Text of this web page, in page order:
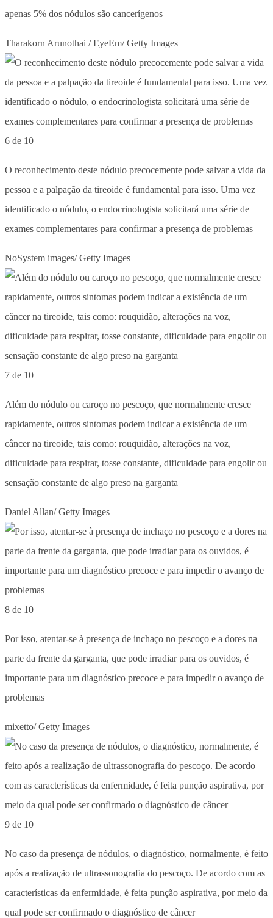
apenas 5% dos nódulos são cancerígenos
Tharakorn Arunothai / EyeEm/ Getty Images
6 de 10
O reconhecimento deste nódulo precocemente pode salvar a vida da
pessoa e a palpação da tireoide é fundamental para isso. Uma vez
identificado o nódulo, o endocrinologista solicitará uma série de
exames complementares para confirmar a presença de problemas
NoSystem images/ Getty Images
7 de 10
Além do nódulo ou caroço no pescoço, que normalmente cresce
rapidamente, outros sintomas podem indicar a existência de um
câncer na tireoide, tais como: rouquidão, alterações na voz,
dificuldade para respirar, tosse constante, dificuldade para engolir ou
sensação constante de algo preso na garganta
Daniel Allan/ Getty Images
8 de 10
Por isso, atentar-se à presença de inchaço no pescoço e a dores na
parte da frente da garganta, que pode irradiar para os ouvidos, é
importante para um diagnóstico precoce e para impedir o avanço de
problemas
mixetto/ Getty Images
9 de 10
No caso da presença de nódulos, o diagnóstico, normalmente, é feito
após a realização de ultrassonografia do pescoço. De acordo com as
características da enfermidade, é feita punção aspirativa, por meio da
qual pode ser confirmado o diagnóstico de câncer